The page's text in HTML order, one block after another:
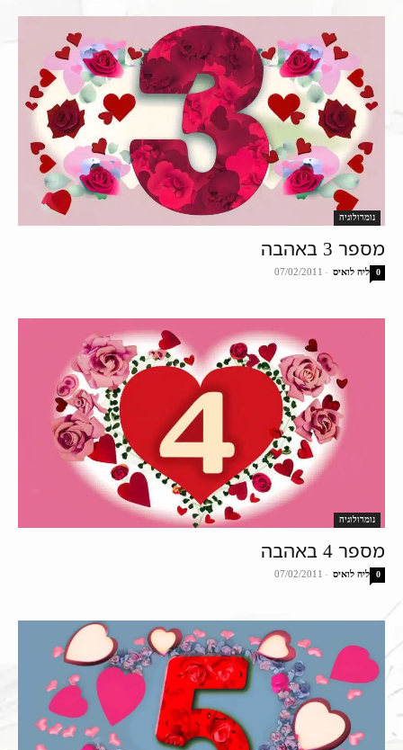
נומרולוגיה
מספר 3 באהבה
ליה לואיס -
07/02/2011 0
נומרולוגיה
מספר 4 באהבה
ליה לואיס -
07/02/2011 0